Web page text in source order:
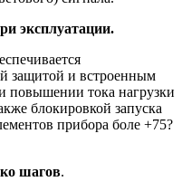
эксплуатации.
защитой и встроенным
повышении тока нагрузки
блокировкой запуска
прибора боле +75?
шагов.